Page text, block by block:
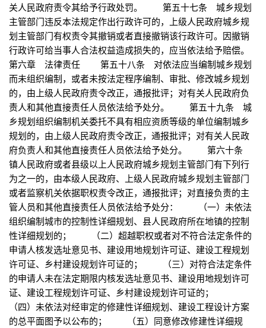
关人民政府责令其给予行政处罚。 第五十七条 城乡规划
主管部门违反本法规定作出行政许可的，上级人民政府城乡规
划主管部门有权责令其撤销或者直接撤销该行政许可。因撤销
行政许可给当事人合法权益造成损失的，应当依法给予赔偿。
第六章 法律责任 第五十八条 对依法应当编制城乡规划
而未组织编制，或者未按法定程序编制、审批、修改城乡规划
的，由上级人民政府责令改正，通报批评；对有关人民政府负
责人和其他直接责任人员依法给予处分。 第五十九条 城
乡规划组织编制机关委托不具有相应资质等级的单位编制城乡
规划的，由上级人民政府责令改正，通报批评；对有关人民政
府负责人和其他直接责任人员依法给予处分。 第六十条
镇人民政府或者县级以上人民政府城乡规划主管部门有下列行
为之一的，由本级人民政府、上级人民政府城乡规划主管部门
或者监察机关依据职权责令改正，通报批评；对直接负责的主
管人员和其他直接责任人员依法给予处分： （一）未依法
组织编制城市的控制性详细规划、县人民政府所在地镇的控制
性详细规划的； （二）超越职权或者对不符合法定条件的
申请人核发选址意见书、建设用地规划许可证、建设工程规划
许可证、乡村建设规划许可证的； （三）对符合法定条件
的申请人未在法定期限内核发选址意见书、建设用地规划许可
证、建设工程规划许可证、乡村建设规划许可证的；
（四）未依法对经审定的修建性详细规划、建设工程设计方案
的总平面图予以公布的； （五）同意修改修建性详细规